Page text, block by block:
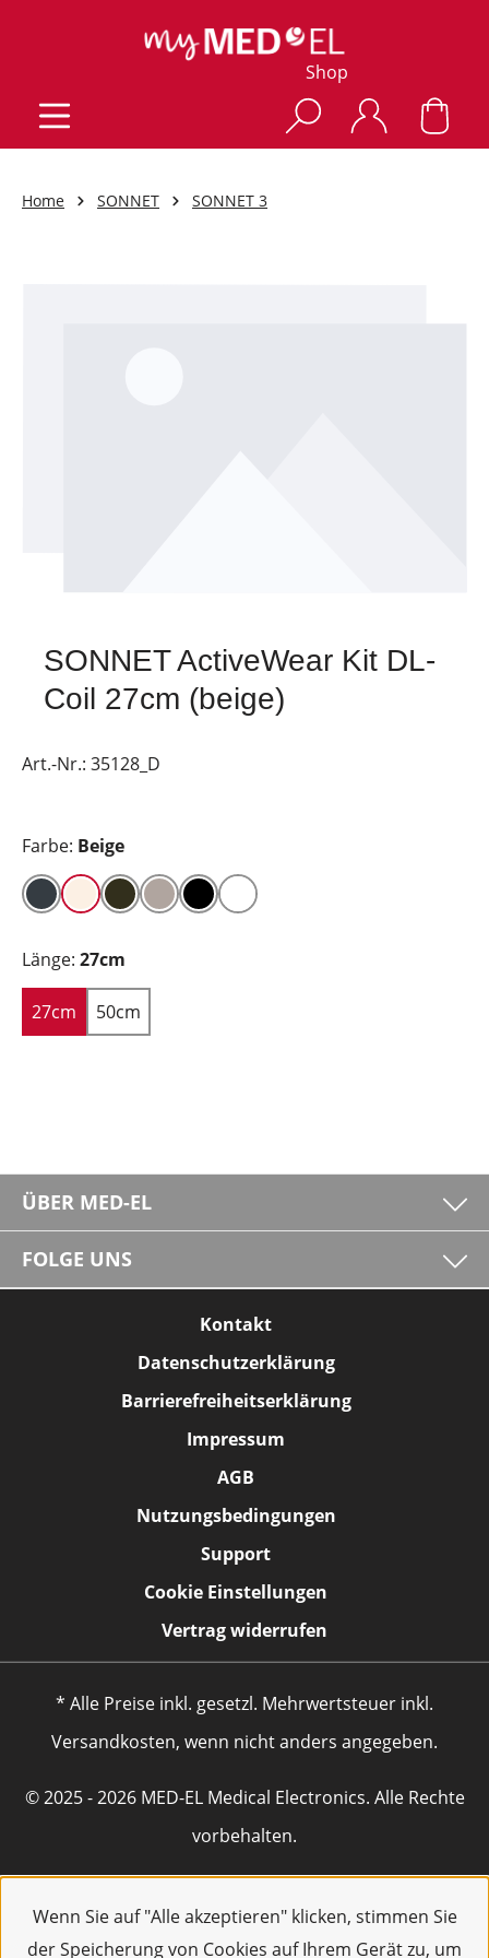
Wenn Sie auf "Alle akzeptieren" klicken, stimmen Sie
der Speicherung von Cookies auf Ihrem Gerät zu, um
Shop
Home SONNET SONNET 3
SONNET ActiveWear Kit DL-
Coil 27cm (beige)
Art.-Nr.: 35128_D
Farbe: Beige
Länge: 27cm
27cm 50cm
ÜBER MED-EL
FOLGE UNS
Kontakt
Datenschutzerklärung
Barrierefreiheitserklärung
Impressum
AGB
Nutzungsbedingungen
Support
Cookie Einstellungen
Vertrag widerrufen
* Alle Preise inkl. gesetzl. Mehrwertsteuer inkl.
Versandkosten, wenn nicht anders angegeben.
© 2025 - 2026 MED-EL Medical Electronics. Alle Rechte
vorbehalten.